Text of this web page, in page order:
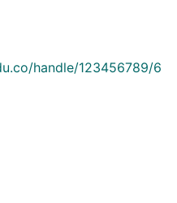
handle/123456789/6